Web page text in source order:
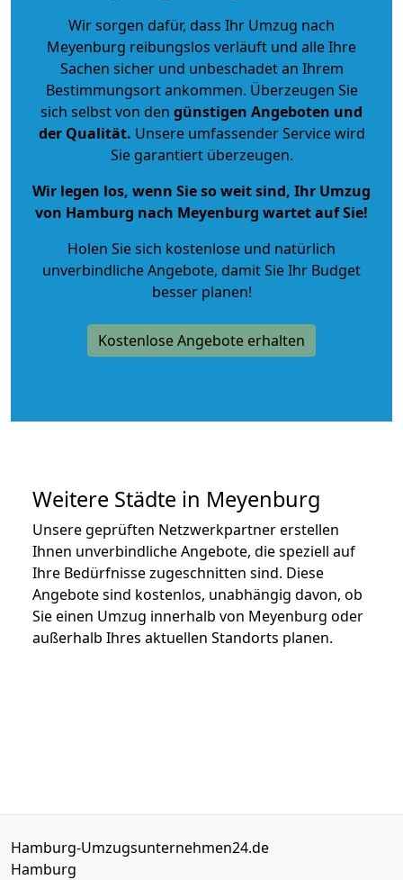
Wir sorgen dafür, dass Ihr Umzug nach
Meyenburg reibungslos verläuft und alle Ihre
Sachen sicher und unbeschadet an Ihrem
Bestimmungsort ankommen. Überzeugen Sie
sich selbst von den günstigen Angeboten und
der Qualität. Unsere umfassender Service wird
Sie garantiert überzeugen.
Wir legen los, wenn Sie so weit sind, Ihr Umzug
von Hamburg nach Meyenburg wartet auf Sie!
Holen Sie sich kostenlose und natürlich
unverbindliche Angebote, damit Sie Ihr Budget
besser planen!
Kostenlose Angebote erhalten
Weitere Städte in Meyenburg
Unsere geprüften Netzwerkpartner erstellen
Ihnen unverbindliche Angebote, die speziell auf
Ihre Bedürfnisse zugeschnitten sind. Diese
Angebote sind kostenlos, unabhängig davon, ob
Sie einen Umzug innerhalb von Meyenburg oder
außerhalb Ihres aktuellen Standorts planen.
Hamburg-Umzugsunternehmen24.de
Hamburg